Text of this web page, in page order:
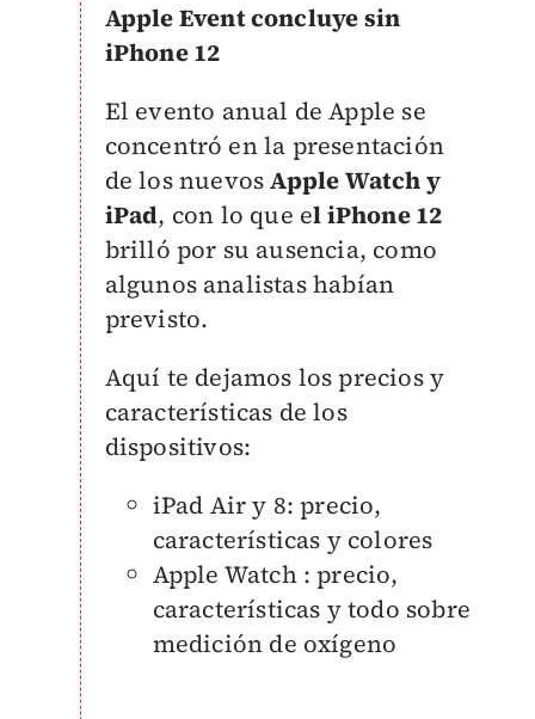
Apple Event concluye sin
iPhone 12
El evento anual de Apple se
concentró en la presentación
de los nuevosApple Watch y
iPad, con lo que el iPhone 12
brilló por su ausencia, como
algunos analistas habían
previsto.
Aquí te dejamos los precios y
características de los
dispositivos:
iPad Air y 8: precio,
características y colores
Apple Watch : precio,
características y todo sobre
medición de oxígeno